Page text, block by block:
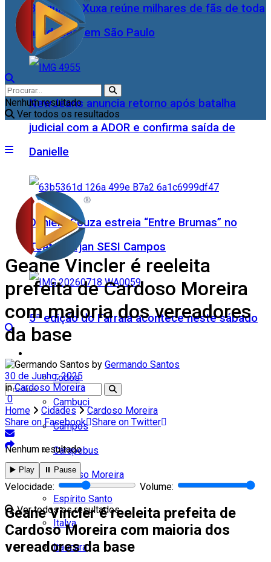
Baixinhos, Xuxa reúne milhares de fãs de toda
as idades, em São Paulo
NewJeans anuncia retorno após batalha
judicial com a ADOR e confirma saída de
Danielle
Daniele Souza estreia “Entre Brumas” no
Teatro Firjan SESI Campos
5ª edição do Farraiá acontece neste sábado
Todos
Cambuci
Campos
Carapebus
Cardoso Moreira
Espírito Santo
Italva
Itaocara
Nenhum resultado
Ver todos os resultados
Nenhum resultado
Ver todos os resultados
Geane Vincler é reeleita
prefeita de Cardoso Moreira
com maioria dos vereadores
da base
by Germando Santos
30 de Junho, 2025
in Cardoso Moreira
0
Home
Cidades
Cardoso Moreira
Share on Facebook Share on Twitter
▶️ Play ⏸️ Pause
Velocidade: Volume:
Geane Vincler é reeleita prefeita de
Cardoso Moreira com maioria dos
vereadores da base